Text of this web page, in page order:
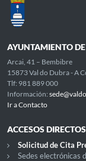
AYUNTAMIENTO
Arcai, 41 – Bembibre
15873 Val do Dubra - A
Tlf: 981 889 000
Información:
Ir a Contacto
ACCESOS DIRECTOS
Solicitud de Cita
Sedes electrónicas